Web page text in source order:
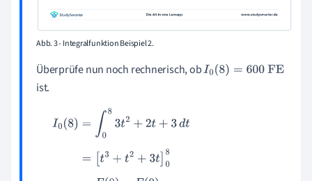
Abb. 3 - Integralfunktion Beispiel 2.
Überprüfe nun noch rechnerisch, obI0(8)= 600 FE
ist.
I0(8 83t2+2 +3 dt= t +t 2+
8)−(